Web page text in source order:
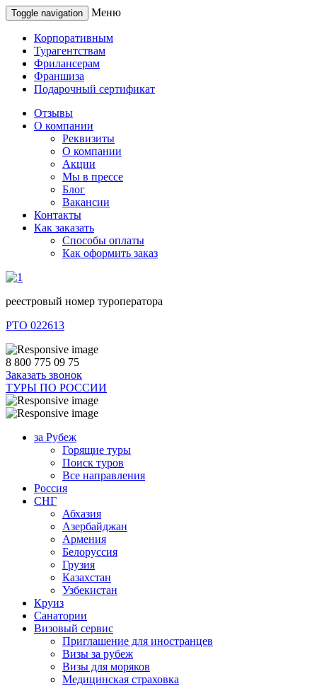
Toggle navigation Меню
Корпоративным
Турагентствам
Фрилансерам
Франшиза
Подарочный сертификат
Отзывы
О компании
Реквизиты
О компании
Акции
Мы в прессе
Блог
Вакансии
Контакты
Как заказать
Способы оплаты
Как оформить заказ
реестровый номер туроператора
РТО 022613
8 800 775 09 75
Заказать звонок
ТУРЫ ПО РОССИИ
за Рубеж
Горящие туры
Поиск туров
Все направления
Россия
СНГ
Абхазия
Азербайджан
Армения
Белоруссия
Грузия
Казахстан
Узбекистан
Круиз
Санатории
Визовый сервис
Приглашение для иностранцев
Визы за рубеж
Визы для моряков
Медицинская страховка